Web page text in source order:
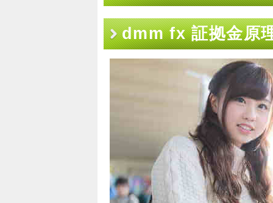
dmm fx 証拠金原